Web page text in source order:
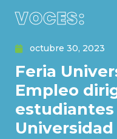
VOCES:
octubre 30, 2023
Feria
Empleo
estudiantes
Universidad